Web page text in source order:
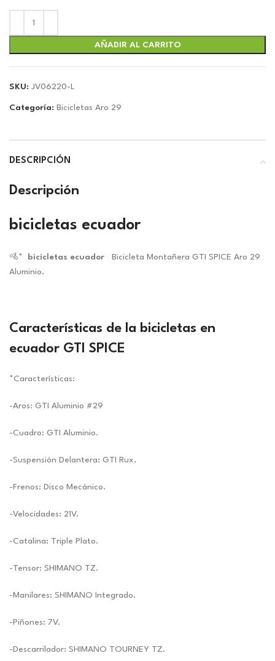
era:
$167.29.
AÑADIR AL CARRITO
SKU: JV06220-L
Categoría: Bicicletas Aro 29
DESCRIPCIÓN
Descripción
bicicletas ecuador
🚵* bicicletas ecuador Bicicleta Montañera GTI SPICE Aro 29
Aluminio.
Características de la bicicletas en
ecuador GTI SPICE
*Características:
-Aros: GTI Aluminio #29
-Cuadro: GTI Aluminio.
-Suspensión Delantera: GTI Rux.
-Frenos: Disco Mecánico.
-Velocidades: 21V.
-Catalina: Triple Plato.
-Tensor: SHIMANO TZ.
-Manilares: SHIMANO Integrado.
-Piñones: 7V.
-Descarrilador: SHIMANO TOURNEY TZ.